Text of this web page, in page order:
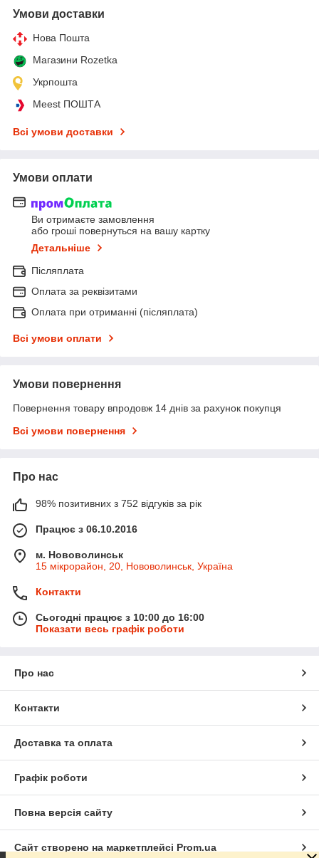
Умови доставки
Нова Пошта
Магазини Rozetka
Укрпошта
Meest ПОШТА
Всі умови доставки
Умови оплати
Ви отримаєте замовлення
або гроші повернуться на вашу картку
Детальніше
Післяплата
Оплата за реквізитами
Оплата при отриманні (післяплата)
Всі умови оплати
Умови повернення
Повернення товару впродовж 14 днів за рахунок покупця
Всі умови повернення
Про нас
98% позитивних з 752 відгуків за рік
Працює з 06.10.2016
м. Нововолинськ
15 мікрорайон, 20, Нововолинськ, Україна
Контакти
Сьогодні працює з 10:00 до 16:00
Показати весь графік роботи
Про нас
Контакти
Доставка та оплата
Графік роботи
Повна версія сайту
Сайт створено на маркетплейсі Prom.ua